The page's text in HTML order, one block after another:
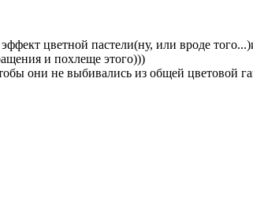
цветной пастели(ну, или вроде
и похлеще этого)))
они не выбивались из общей цветовой